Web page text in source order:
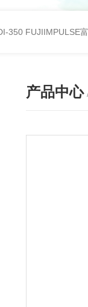
350 FUJIIMPULSE
产品中心